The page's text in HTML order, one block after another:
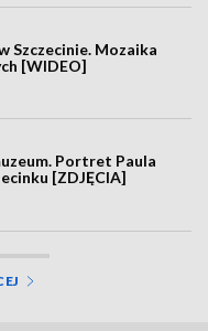
Szczecinie. Mozaika
[WIDEO]
Portret Paula
[ZDJĘCIA]